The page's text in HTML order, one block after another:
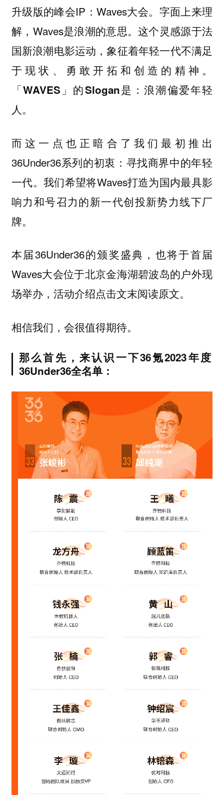
升级版的峰会IP：Waves大会。字面上来理
解，Waves是浪潮的意思。这个灵感源于法
国新浪潮电影运动，象征着年轻一代不满足
于现状、勇敢开拓和创造的精神。
「WAVES」的Slogan是：浪潮偏爱年轻
人。
而这一点也正暗合了我们最初推出
36Under36系列的初衷：寻找商界中的年轻
一代。我们希望将Waves打造为国内最具影
响力和号召力的新一代创投新势力线下厂
牌。
本届36Under36的颁奖盛典，也将于首届
Waves大会位于北京金海湖碧波岛的户外现
场举办，活动介绍点击文末阅读原文。
相信我们，会很值得期待。
那么首先，来认识一下36氪2023年度
36Under36全名单：